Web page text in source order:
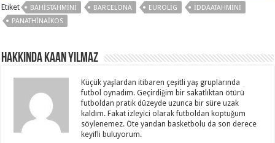
Etiket BAHISTAHMINI BARCELONA EUROLIG
İDDAATAHMINI
PANATHINAIKOS
Hakkında Kaan Yılmaz
Küçük yaşlardan itibaren çeşitli yaş gruplarında
futbol oynadım. Geçirdiğim bir sakatlıktan ötürü
futboldan pratik düzeyde uzunca bir süre uzak
kaldım. Fakat izleyici olarak futboldan koptuğum
söylenemez. Öte yandan basketbolu da son derece
keyifli buluyorum.